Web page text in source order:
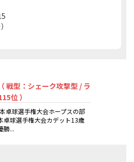
（ 戦型：シェーク攻撃型 / ラ
位 ）
卓球選手権大会ホープスの部
卓球選手権大会カデット13歳
勝...